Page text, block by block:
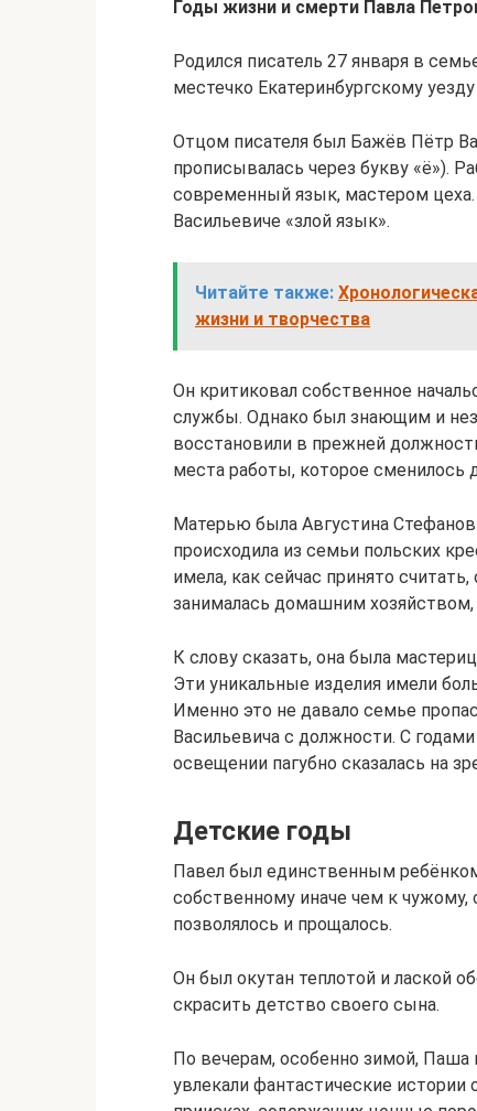
Годы жизни и смерти Павла
Родился писатель 27 января в
местечко Екатеринбургскому
Отцом писателя был Бажёв Пётр
прописывалась через букву «ё»).
современный язык, мастером
Васильевиче «злой язык».
Читайте также:
жизни и творчества
Он критиковал собственное
службы. Однако был знающим и
восстановили в прежней
места работы, которое сменилось
Матерью была Августина
происходила из семьи польских
имела, как сейчас принято
занималась домашним
К слову сказать, она была
Эти уникальные изделия имели
Именно это не давало семье
Васильевича с должности. С
освещении пагубно сказалась на
Детские годы
Павел был единственным
собственному иначе чем к
позволялось и прощалось.
Он был окутан теплотой и лаской
скрасить детство своего сына.
По вечерам, особенно зимой, Паша
увлекали фантастические истории